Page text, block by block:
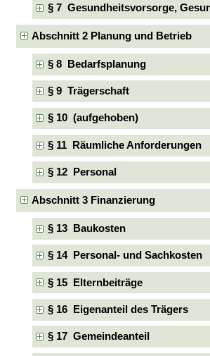
§ 7 Gesundheitsvorsorge,
Abschnitt 2 Planung und Betrieb
§ 8 Bedarfsplanung
§ 9 Trägerschaft
§ 10 (aufgehoben)
§ 11 Räumliche Anforderungen
§ 12 Personal
Abschnitt 3 Finanzierung
§ 13 Baukosten
§ 14 Personal- und Sachkosten
§ 15 Elternbeiträge
§ 16 Eigenanteil des Trägers
§ 17 Gemeindeanteil